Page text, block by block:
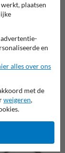
blauw 15kg
plaatsen
en
alles over ons
met de
weigeren,